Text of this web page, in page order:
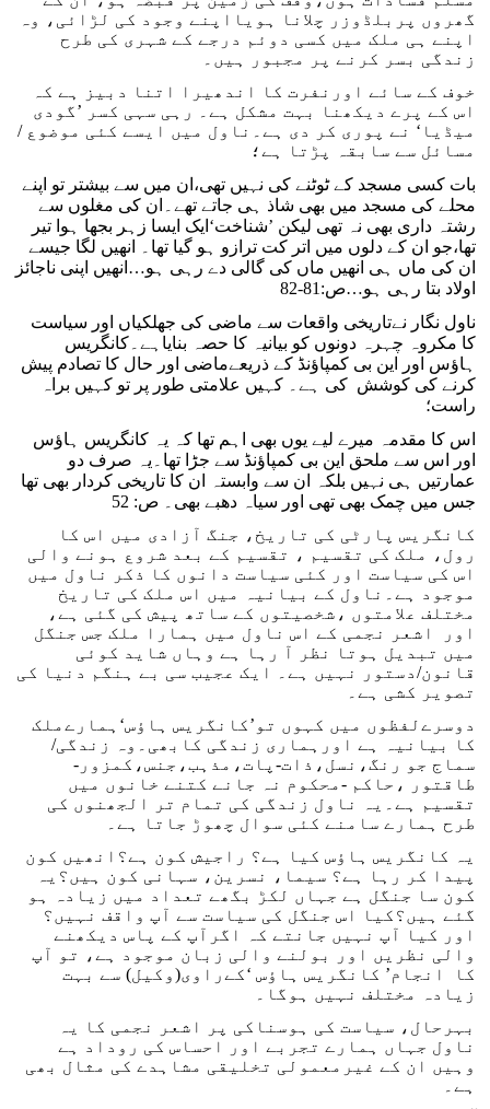
گھروں پربلڈوزر چلانا ہویااپنے وجود کی لڑائی، وہ
اپنے ہی ملک میں کسی دوئم درجے کے شہری کی طرح
زندگی بسر کرنے پر مجبور ہیں۔
خوف کے سائے اورنفرت کا اندھیرا اتنا دبیز ہے کہ
اس کے پرے دیکھنا بہت مشکل ہے۔ رہی سہی کسر ’گودی
میڈیا‘ نے پوری کر دی ہے۔ناول میں ایسے کئی موضوع /
مسائل سے سابقہ پڑتا ہے؛
بات کسی مسجد کے ٹوٹنے کی نہیں تھی،ان میں سے بیشتر تو اپنے
محلے کی مسجد میں بھی شاذ ہی جاتے تھے۔ان کی مغلوں سے
رشتہ داری بھی نہ تھی لیکن ’شناخت‘ایک ایسا زہر بجھا ہوا تیر
تھا،جو ان کے دلوں میں اتر کت ترازو ہو گیا تھا۔ انھیں لگا جیسے
ان کی ماں ہی انھیں ماں کی گالی دے رہی ہو…انھیں اپنی ناجائز
اولاد بتا رہی ہو…ص:81-82
ناول نگار نےتاریخی واقعات سے ماضی کی جھلکیاں اور سیاست
کا مکروہ چہرہ دونوں کو بیانیہ کا حصہ بنایاہے۔کانگریس
ہاؤس اور این بی کمپاؤنڈ کے ذریعےماضی اور حال کا تصادم پیش
کرنے کی کوشش کی ہے۔ کہیں علامتی طور پر تو کہیں براہ
راست؛
اس کا مقدمہ میرے لیے یوں بھی اہم تھا کہ یہ کانگریس ہاؤس
اور اس سے ملحق این بی کمپاؤنڈ سے جڑا تھا۔یہ صرف دو
عمارتیں ہی نہیں بلکہ ان سے وابستہ ان کا تاریخی کردار بھی تھا
جس میں چمک بھی تھی اور سیاہ دھبے بھی۔ ص: 52
رول، ملک کی تقسیم ، تقسیم کے بعد شروع ہونے والی
اس کی سیاست اور کئی سیاست دانوں کا ذکر ناول میں
موجود ہے۔ناول کے بیانیہ میں اس ملک کی تاریخ
مختلف علامتوں ،شخصیتوں کے ساتھ پیش کی گئی ہے،
اور اشعر نجمی کے اس ناول میں ہمارا ملک جس جنگل
میں تبدیل ہوتا نظر آ رہا ہے وہاں شاید کوئی
قانون/دستور نہیں ہے۔ ایک عجیب سی بے ہنگم دنیا کی
تصویر کشی ہے۔
دوسرےلفظوں میں کہوں تو’کانگریس ہاؤس‘ہمارےملک
کا بیانیہ ہے اورہماری زندگی کابھی۔وہ زندگی/
سماج جو رنگ،نسل،ذات-پات،مذہب،جنس،کمزور-
طاقتور ،حاکم -محکوم نہ جانے کتنے خانوں میں
تقسیم ہے۔یہ ناول زندگی کی تمام تر الجھنوں کی
طرح ہمارے سامنے کئی سوال چھوڑ جاتا ہے۔
یہ کانگریس ہاؤس کیا ہے؟ راجیش کون ہے؟انھیں کون
پیدا کر رہا ہے؟ سیما، نسرین، سہانی کون ہیں؟یہ
کون سا جنگل ہے جہاں لکڑ بگھے تعداد میں زیادہ ہو
گئے ہیں؟کیا اس جنگل کی سیاست سے آپ واقف نہیں؟
اور کیا آپ نہیں جانتے کہ اگرآپ کے پاس دیکھنے
والی نظریں اور بولنے والی زبان موجود ہے، تو آپ
کا انجام’ کانگریس ہاؤس ‘کےراوی(وکیل) سے بہت
زیادہ مختلف نہیں ہوگا۔
بہرحال، سیاست کی ہوسناکی پر اشعر نجمی کا یہ
ناول جہاں ہمارے تجربے اور احساس کی روداد ہے
وہیں ان کے غیرمعمولی تخلیقی مشاہدے کی مثال بھی
ہے۔